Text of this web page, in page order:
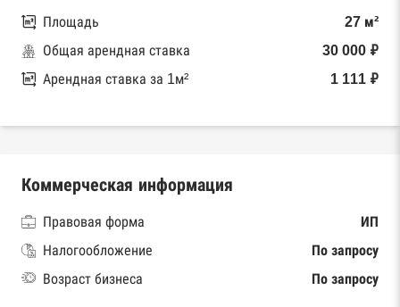
Площадь
27 м²
Общая арендная ставка
30 000 ₽
Арендная ставка за 1м²
1 111 ₽
Коммерческая информация
Правовая форма
ИП
Налогообложение
По запросу
Возраст бизнеса
По запросу